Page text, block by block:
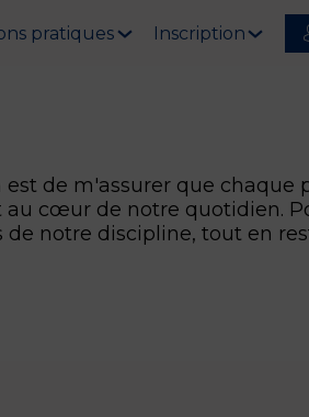
pratiques Inscription
de m'assurer que chaque
cœur de notre quotidien.
notre discipline, tout en